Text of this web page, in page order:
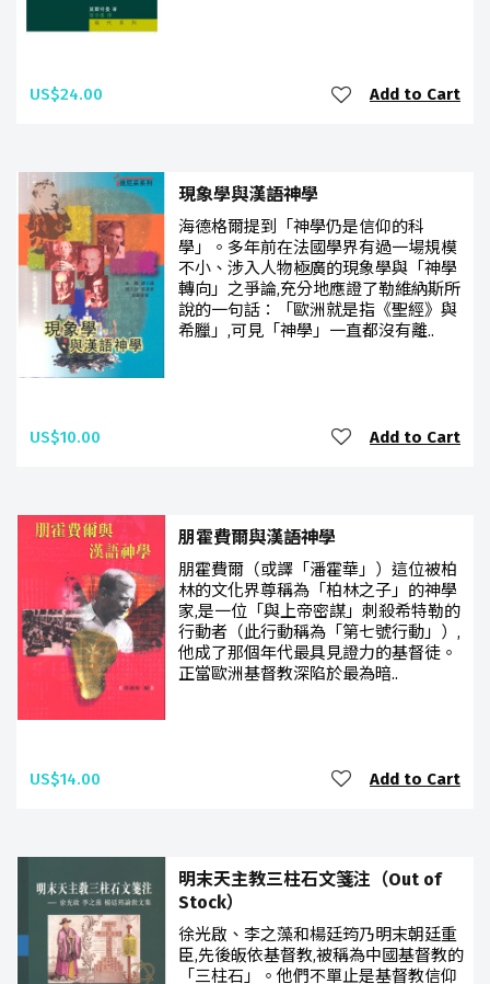
US$24.00 Add to Cart
現象學與漢語神學
海德格爾提到「神學仍是信仰的科
學」。多年前在法國學界有過一場規模
不小、涉入人物極廣的現象學與「神學
轉向」之爭論,充分地應證了勒維納斯所
說的一句話：「歐洲就是指《聖經》與
希臘」,可見「神學」一直都沒有離..
US$10.00 Add to Cart
朋霍費爾與漢語神學
朋霍費爾（或譯「潘霍華」）這位被柏
林的文化界尊稱為「柏林之子」的神學
家,是一位「與上帝密謀」刺殺希特勒的
行動者（此行動稱為「第七號行動」）,
他成了那個年代最具見證力的基督徒。
正當歐洲基督教深陷於最為暗..
US$14.00 Add to Cart
明末天主教三柱石文箋注（Out of
Stock）
徐光啟、李之藻和楊廷筠乃明末朝廷重
臣,先後皈依基督教,被稱為中國基督教的
「三柱石」。他們不單止是基督教信仰